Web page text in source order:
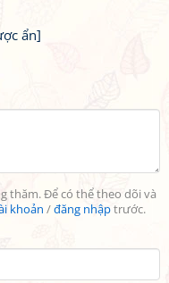
thăm. Để có thể theo dõi và
khoản /đăng nhậptrước.
ẩn]